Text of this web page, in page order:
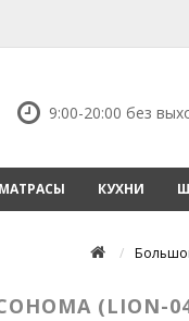
9:00-20:00 без
МАТРАСЫ КУХНИ
(LION-